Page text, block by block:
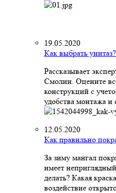
19.05.2020
Как выбрать унитаз?
Рассказывает
Смолин. Оцените
конструкций с
удобства монтажа и
12.05.2020
Как правильно
За зиму мангал
имеет
делать? Какая
воздействие